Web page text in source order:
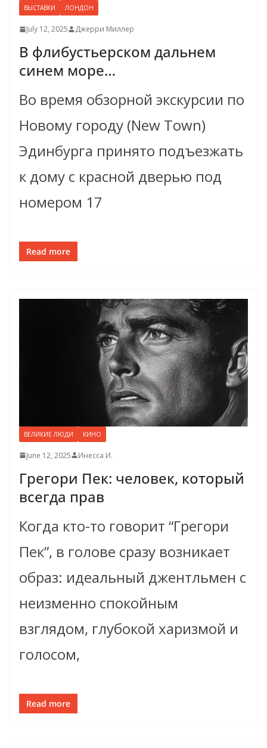
ВЫСТАВКИ ЛОНДОН
July 12, 2025 Джерри Миллер
В флибустьерском дальнем
синем море…
Во время обзорной экскурсии по
Новому городу (New Town)
Эдинбурга принято подъезжать
к дому с красной дверью под
номером 17
Read more
ВЕЛИКИЕ ЛЮДИ КИНО
June 12, 2025 Инесса И.
Грегори Пек: человек, который
всегда прав
Когда кто-то говорит “Грегори
Пек”, в голове сразу возникает
образ: идеальный джентльмен с
неизменно спокойным
взглядом, глубокой харизмой и
голосом,
Read more